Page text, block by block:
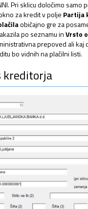
Pri sklicu določimo samo
za kredit v polje Partija
običajno gre za
po seznamu inVrsto
prepoved ali kaj
bo vidnih na plačilni listi.
kreditorja